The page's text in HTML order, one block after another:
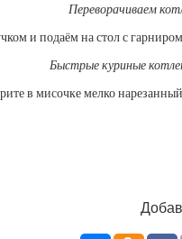
Переворачиваем
и подаём на стол с
Быстрые куриные
в мисочке мелко